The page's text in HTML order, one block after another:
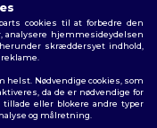
cookies til at forbedre den
analysere hjemmesideydelsen
skræddersyet indhold,
helst. Nødvendige cookies, som
da de er nødvendige for
eller blokere andre typer
og målretning.